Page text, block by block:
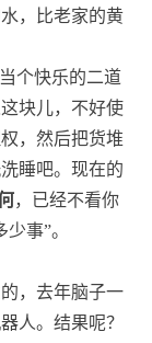
，比老家的黄
个快乐的二道
块儿，不好使
，然后把货堆
睡吧。现在的
，已经不看你
事”。
，去年脑子一
人。结果呢？